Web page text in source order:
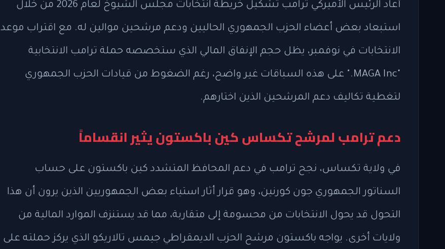
أعاد الرئيس الأميركي ترامب تشكيل خريطة انتخابات مجلس الشيوخ لعام 2026 من خلال
استبعاد بعض أعضاء الحزب الجمهوري الحاليين ودعم مرشحين موالين له. مع اقتراب موعد
الانتخابات في نوفمبر، يظل حجم الإنفاق المالي الذي ستخصصه حملة ترامب الانتخابية
"MAGA Inc." على هذه السباقات غير واضح، رغم الضغوط من قيادات الحزب الجمهوري
لتغطية تكاليف دعم المرشحين الذين اختارهم.
دعم ترامب لمرشح تكساس كين باكستون يثير انقساماً
في ولاية تكساس، نجح ترامب في دعم المحافظ المتشدد كين باكستون على حساب
السناتور الجمهوري جون كورنين، وهو قرار أثار استياء بعض الجمهوريين الذين يرون أن هذا
التحول قد يحول الانتخابات من محسومة إلى متقاربة، مما قد يستنزف الموارد المالية من
ولايات أخرى. يواجه باكستون مرشح الحزب الديمقراطي جيمس تالاريكو الذي يركز حملته على